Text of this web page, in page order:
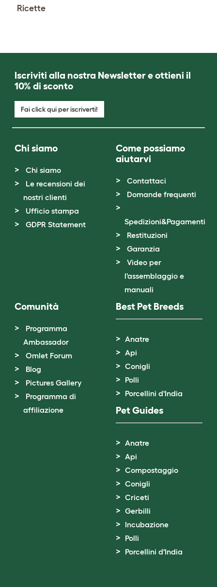
Ricette
Iscriviti alla nostra Newsletter e ottieni il
10% di sconto
Fai click qui per iscriverti!
Chi siamo
Chi siamo
Le recensioni dei
nostri clienti
Ufficio stampa
GDPR Statement
Come possiamo
aiutarvi
Contattaci
Domande frequenti
Spedizioni&Pagamenti
Restituzioni
Garanzia
Video per
l'assemblaggio e
manuali
Comunità
Programma
Ambassador
Omlet Forum
Blog
Pictures Gallery
Programma di
affiliazione
Best Pet Breeds
Anatre
Api
Conigli
Polli
Porcellini d'India
Pet Guides
Anatre
Api
Compostaggio
Conigli
Criceti
Gerbilli
Incubazione
Polli
Porcellini d'India